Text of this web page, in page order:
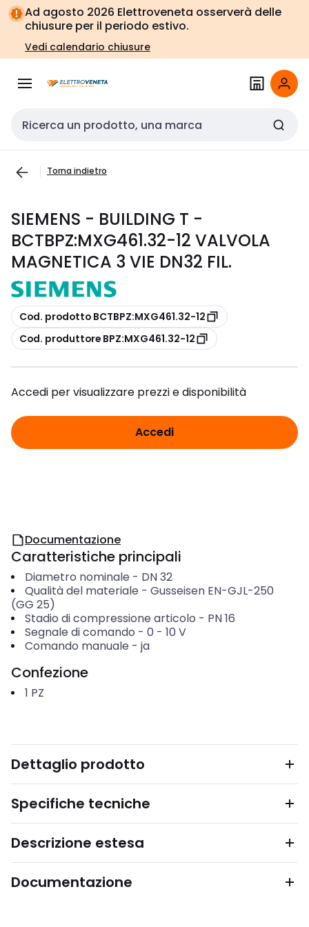
Vai alla
navigazione
Vai
alla
pagina
Ad agosto 2026 Elettroveneta osserverà delle
chiusure per il periodo estivo.
Vedi calendario chiusure
Cerca input
Torna indietro
SIEMENS - BUILDING T -
BCTBPZ:MXG461.32-12 VALVOLA
MAGNETICA 3 VIE DN32 FIL.
copia
Cod. prodotto BCTBPZ:MXG461.32-12
copia
Cod. produttore BPZ:MXG461.32-12
Accedi per visualizzare prezzi e disponibilità
Accedi
Documentazione
Caratteristiche principali
Diametro nominale - DN 32
Qualità del materiale - Gusseisen EN-GJL-250
(GG 25)
Stadio di compressione articolo - PN 16
Segnale di comando - 0 - 10 V
Comando manuale - ja
Confezione
1 PZ
Dettaglio prodotto
Specifiche tecniche
Descrizione estesa
Documentazione